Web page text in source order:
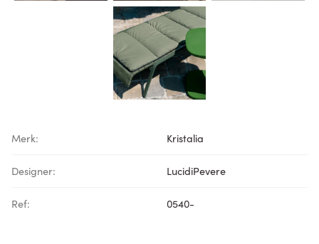
Merk: Kristalia
Designer: LucidiPevere
Ref: 0540-